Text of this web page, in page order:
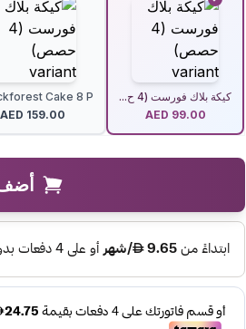
كيكة بلاك فورست (4 ح...
AED 99.00
Cake 8 P...
AED 159.00